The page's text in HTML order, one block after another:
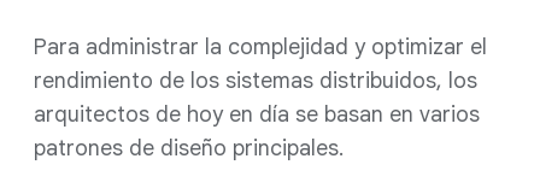
Para administrar la complejidad y optimizar el
rendimiento de los sistemas distribuidos, los
arquitectos de hoy en día se basan en varios
patrones de diseño principales.